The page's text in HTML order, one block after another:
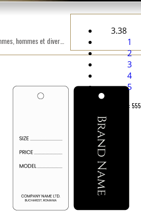
3.38
1
2
3
4
5
Rating: 3.38/Reviews: 555